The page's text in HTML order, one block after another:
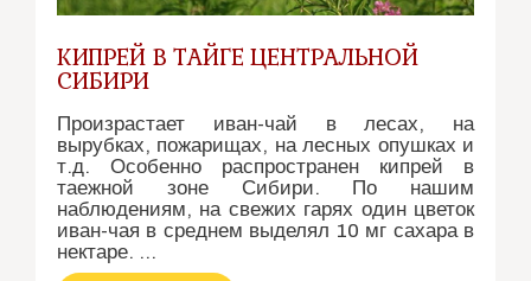
КИПРЕЙ В ТАЙГЕ ЦЕНТРАЛЬНОЙ
СИБИРИ
Произрастает иван-чай в лесах, на
вырубках, пожарищах, на лесных опушках и
т.д. Особенно распространен кипрей в
таежной зоне Сибири. По нашим
наблюдениям, на свежих гарях один цветок
иван-чая в среднем выделял 10 мг сахара в
нектаре. …